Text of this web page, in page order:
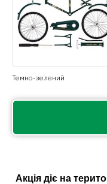
Темно-зелений
Акція діє на